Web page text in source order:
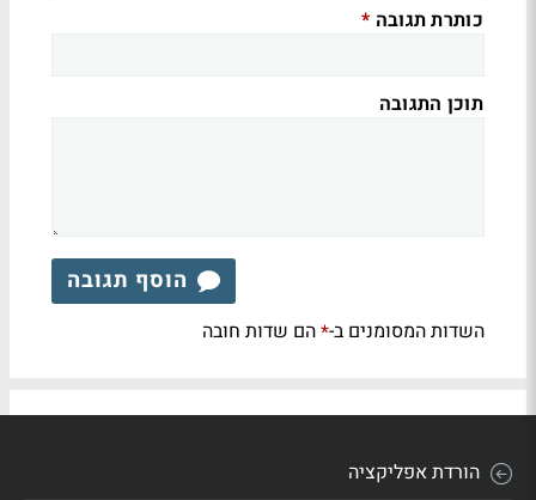
כותרת תגובה *
תוכן התגובה
הוסף תגובה
השדות המסומנים ב-*הם שדות חובה
הורדת אפליקציה